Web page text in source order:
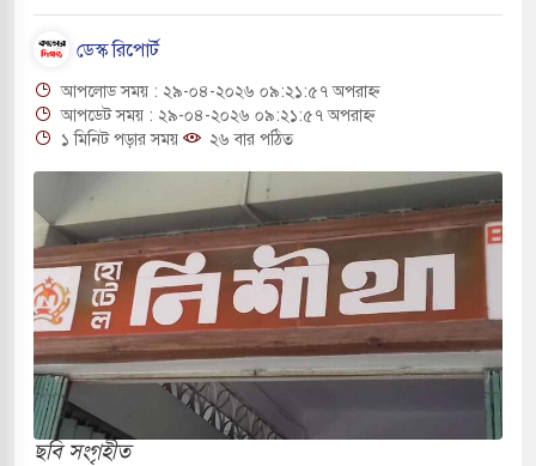
মধ্যপ্রাচ্যে ব্ল্যাকআউটের কঠোর হুঁশিয়ারি ইরানের
বিমানবন্দরের নিরাপত্তা তল্লাশিতে ছাড় দেওয়া হবে না:
দক্ষিণ কোরিয়ার বন্দি ২৫ শতাংশ বেড়েছে
পাশে থাকুক বা না থাকুক, ইরানে একক সামরিক পদক্ষেপের
জুমার বয়ান ও নামাজ পড়াবেন দেওবন্দের
ছাড়লেন জনপ্রিয় ভারতীয় সাংবাদিক ময়ূখ রঞ্জন
ডেস্ক রিপোর্ট
আপলোড সময় : ২৯-০৪-২০২৬ ০৯:২১:৫৭ অপরাহ্ন
আপডেট সময় : ২৯-০৪-২০২৬ ০৯:২১:৫৭ অপরাহ্ন
১ মিনিট পড়ার সময়
২৬ বার পঠিত
ছবি সংগৃহীত